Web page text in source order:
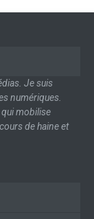
Je suis
numériques.
mobilise
de haine et